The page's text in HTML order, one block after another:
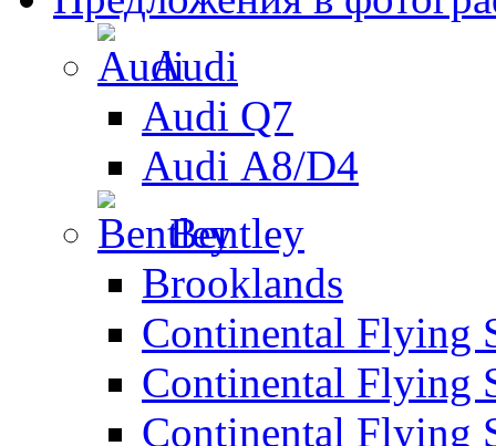
Audi
Audi Q7
Audi А8/D4
Bentley
Brooklands
Continental Flying
Continental Flying
Continental Flying